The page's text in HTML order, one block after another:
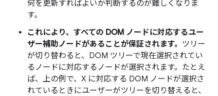
何を更新すればよいか判断するのが難しくなりま
す。
これにより、すべての DOM ノードに対応するユー
ザー補助ノードがあることが保証されます。 ツリー
が切り替わると、DOM ツリーで現在選択されてい
るノードに対応するノードが選択されます。たとえ
ば、上の例で、X に対応する DOM ノードが選択さ
れているときにユーザーがツリーを切り替えると、